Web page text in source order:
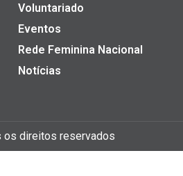
Voluntariado
Eventos
Rede Feminina Nacional
Notícias
os direitos reservados